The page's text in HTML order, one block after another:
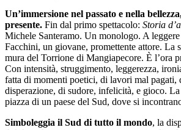
Un’immersione nel passato e nella
presente. Fin dal primo spettacolo: Storia
Michele Santeramo. Un monologo. A
Facchini, un giovane, promettente attore. La
mura del Torrione di Mangiapecore. È l’ora
Con intensità, struggimento, leggerezza,
fatta di momenti poetici, di lavori mal pagati,
disperazione, di sudore, infelicità, e gioco.
piazza di un paese del Sud, dove si
Simboleggia il Sud di tutto il mondo, la